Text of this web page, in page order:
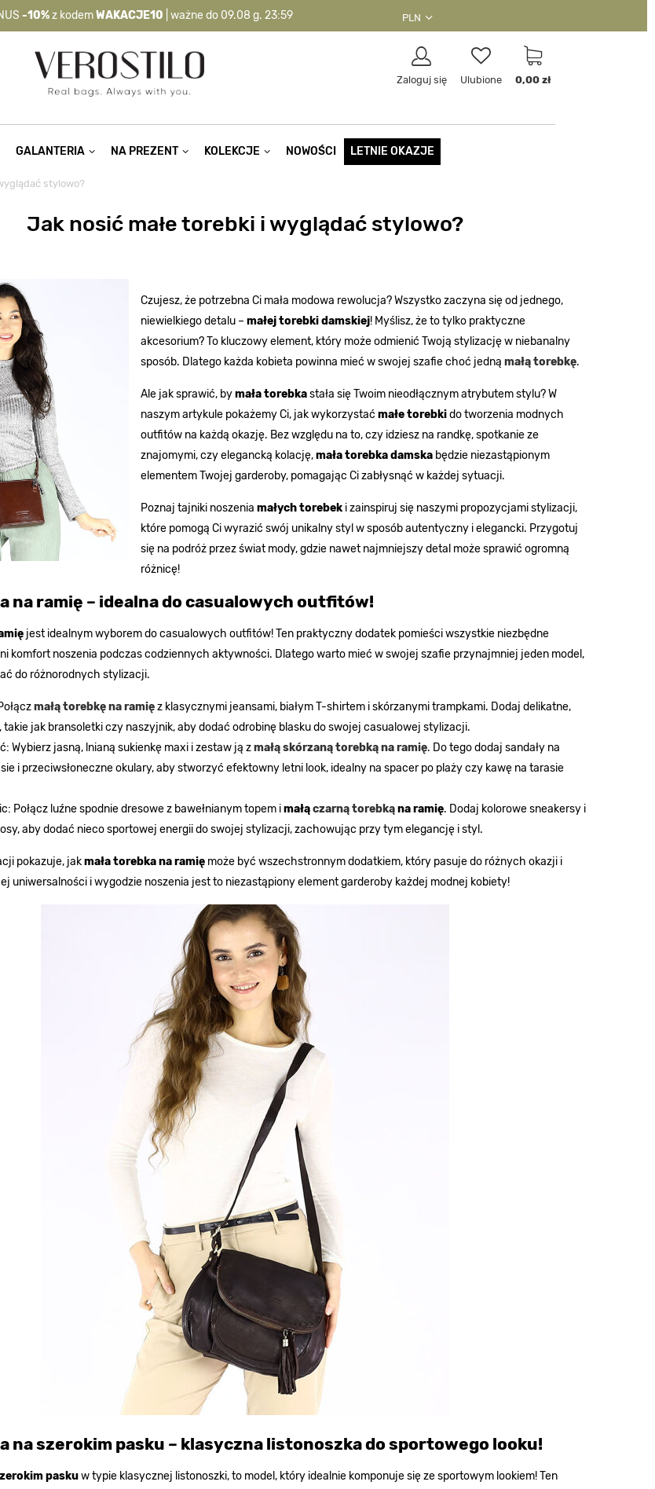
-10%z kodemWAKACJE10 | ważne do 09.08 g. 23:59
WAKACJE10 | nie dotyczy produktów z flagą OKAZJA >
PLN
Zaloguj się Ulubione 0,00 zł
GALANTERIA NA PREZENT KOLEKCJE NOWOŚCI LETNIE OKAZJE
stylowo?
Jak nosić małe torebki i wyglądać stylowo?
Czujesz, że potrzebna Ci mała modowa rewolucja? Wszystko zaczyna się od jednego,
niewielkiego detalu –małej torebki damskiej! Myślisz, że to tylko praktyczne
akcesorium? To kluczowy element, który może odmienić Twoją stylizację w niebanalny
sposób. Dlatego każda kobieta powinna mieć w swojej szafie choć jedną małą torebkę.
Ale jak sprawić, bymała torebkastała się Twoim nieodłącznym atrybutem stylu? W
naszym artykule pokażemy Ci, jak wykorzystaćmałe torebkido tworzenia modnych
outfitów na każdą okazję. Bez względu na to, czy idziesz na randkę, spotkanie ze
znajomymi, czy elegancką kolację,mała torebka damska będzie niezastąpionym
elementem Twojej garderoby, pomagając Ci zabłysnąć w każdej sytuacji.
Poznaj tajniki noszeniamałych torebek i zainspiruj się naszymi propozycjami stylizacji,
które pomogą Ci wyrazić swój unikalny styl w sposób autentyczny i elegancki. Przygotuj
się na podróż przez świat mody, gdzie nawet najmniejszy detal może sprawić ogromną
różnicę!
na ramię – idealna do casualowych outfitów!
jest idealnym wyborem do casualowych outfitów! Ten praktyczny dodatek pomieści wszystkie niezbędne
komfort noszenia podczas codziennych aktywności. Dlatego warto mieć w swojej szafie przynajmniej jeden model,
do różnorodnych stylizacji.
małą torebkę na ramięz klasycznymi jeansami, białym T-shirtem i skórzanymi trampkami. Dodaj delikatne,
takie jak bransoletki czy naszyjnik, aby dodać odrobinę blasku do swojej casualowej stylizacji.
Wybierz jasną, lnianą sukienkę maxi i zestaw ją zmałą skórzaną torebką na ramię. Do tego dodaj sandały na
i przeciwsłoneczne okulary, aby stworzyć efektowny letni look, idealny na spacer po plaży czy kawę na tarasie
Połącz luźne spodnie dresowe z bawełnianym topem imałączarną torebkąna ramię. Dodaj kolorowe sneakersy i
aby dodać nieco sportowej energii do swojej stylizacji, zachowując przy tym elegancję i styl.
pokazuje, jakmała torebka na ramię może być wszechstronnym dodatkiem, który pasuje do różnych okazji i
uniwersalności i wygodzie noszenia jest to niezastąpiony element garderoby każdej modnej kobiety!
na szerokim pasku – klasyczna listonoszka do sportowego looku!
paskuw typie klasycznej listonoszki, to model, który idealnie komponuje się ze sportowym lookiem! Ten